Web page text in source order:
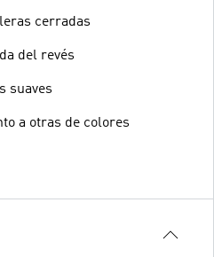
cerradas
del revés
suaves
a otras de colores